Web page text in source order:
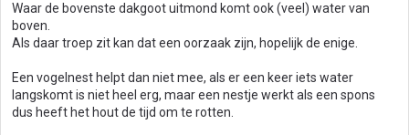
Waar de bovenste dakgoot uitmond komt ook (veel) water van
boven.
Als daar troep zit kan dat een oorzaak zijn, hopelijk de enige.
Een vogelnest helpt dan niet mee, als er een keer iets water
langskomt is niet heel erg, maar een nestje werkt als een spons
dus heeft het hout de tijd om te rotten.